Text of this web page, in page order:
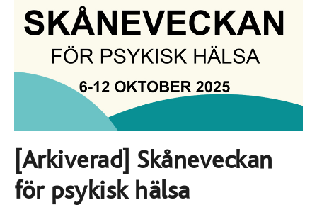
[Arkiverad] Skåneveckan
för psykisk hälsa